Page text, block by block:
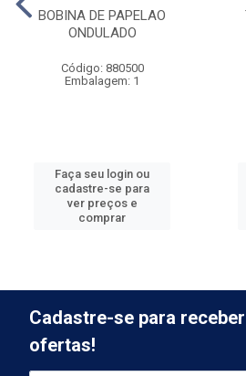
BOBINA DE PAPELAO
ONDULADO
Código: 880500
Embalagem: 1
Faça seu login ou
cadastre-se para
ver preços e
comprar
Cadastre-se para
ofertas!